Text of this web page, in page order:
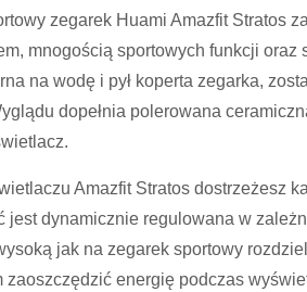
zegarek Huami Amazfit Stratos
mnogością sportowych funkcji oraz
na wodę i pył koperta zegarka,
dopełnia polerowana
Amazfit Stratos dostrzeżesz
jest dynamicznie regulowana w
jak na zegarek sportowy
energię podczas